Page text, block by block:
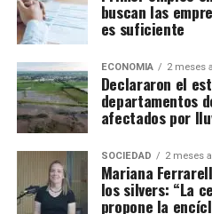
buscan las
es suficiente
ECONOMIA 2 meses
Declararon el
departamentos
afectados por
SOCIEDAD 2 meses
Mariana
los silvers: “La
propone la